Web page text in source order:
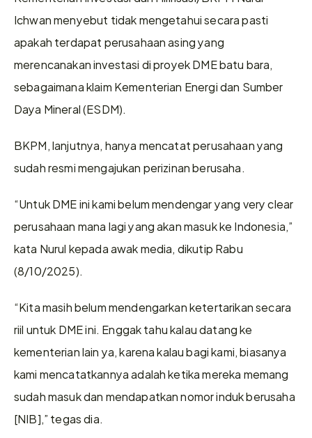
Ichwan menyebut tidak mengetahui secara pasti
apakah terdapat perusahaan asing yang
merencanakan investasi di proyek DME batu bara,
sebagaimana klaim Kementerian Energi dan Sumber
Daya Mineral (ESDM).
BKPM, lanjutnya, hanya mencatat perusahaan yang
sudah resmi mengajukan perizinan berusaha.
“Untuk DME ini kami belum mendengar yang very clear
perusahaan mana lagi yang akan masuk ke Indonesia,”
kata Nurul kepada awak media, dikutip Rabu
(8/10/2025).
“Kita masih belum mendengarkan ketertarikan secara
riil untuk DME ini. Enggak tahu kalau datang ke
kementerian lain ya, karena kalau bagi kami, biasanya
kami mencatatkannya adalah ketika mereka memang
sudah masuk dan mendapatkan nomor induk berusaha
[NIB],” tegas dia.